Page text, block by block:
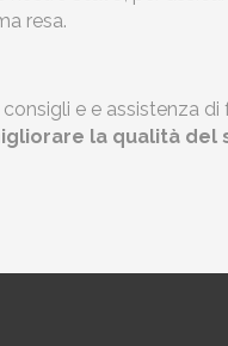
resa.
e e assistenza
la qualità del